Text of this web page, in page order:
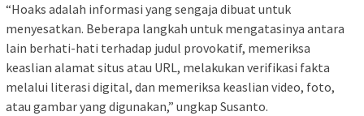
“Hoaks adalah informasi yang sengaja dibuat untuk
menyesatkan. Beberapa langkah untuk mengatasinya antara
lain berhati-hati terhadap judul provokatif, memeriksa
keaslian alamat situs atau URL, melakukan verifikasi fakta
melalui literasi digital, dan memeriksa keaslian video, foto,
atau gambar yang digunakan,” ungkap Susanto.